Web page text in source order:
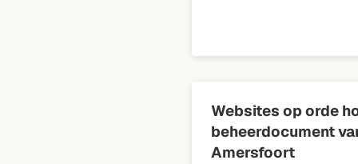
Websites op orde
beheerdocument
Amersfoort